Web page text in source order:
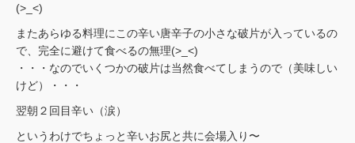
(>_<)
またあらゆる料理にこの辛い唐辛子の小さな破片が入っているの
で、完全に避けて食べるの無理(>_<)
・・・なのでいくつかの破片は当然食べてしまうので（美味しい
けど）・・・
翌朝２回目辛い（涙）
というわけでちょっと辛いお尻と共に会場入り〜